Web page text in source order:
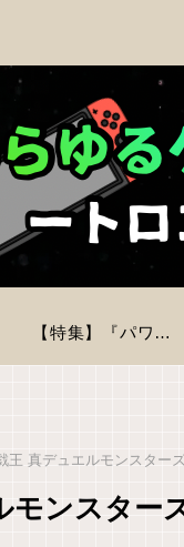
【特集】『パワフルプロ野球2026-2027』前作からの変更点と新モードを徹底解説！初心者も安心の進化とは？
王 真デュエルモンスター
モンスター